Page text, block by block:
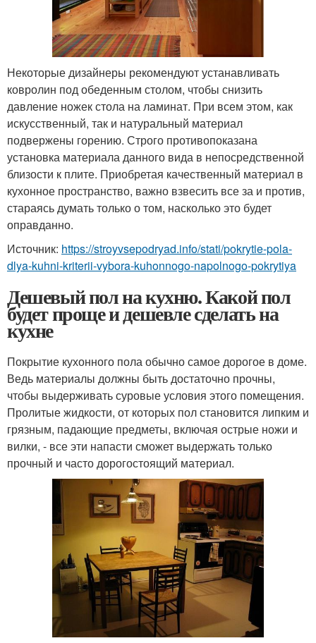
Некоторые дизайнеры рекомендуют устанавливать
ковролин под обеденным столом, чтобы снизить
давление ножек стола на ламинат. При всем этом, как
искусственный, так и натуральный материал
подвержены горению. Строго противопоказана
установка материала данного вида в непосредственной
близости к плите. Приобретая качественный материал в
кухонное пространство, важно взвесить все за и против,
стараясь думать только о том, насколько это будет
оправданно.
Источник: https://stroyvsepodryad.info/stati/pokrytie-pola-
dlya-kuhni-kriterii-vybora-kuhonnogo-napolnogo-pokrytiya
Дешевый пол на кухню. Какой пол
будет проще и дешевле сделать на
кухне
Покрытие кухонного пола обычно самое дорогое в доме.
Ведь материалы должны быть достаточно прочны,
чтобы выдерживать суровые условия этого помещения.
Пролитые жидкости, от которых пол становится липким и
грязным, падающие предметы, включая острые ножи и
вилки, - все эти напасти сможет выдержать только
прочный и часто дорогостоящий материал.